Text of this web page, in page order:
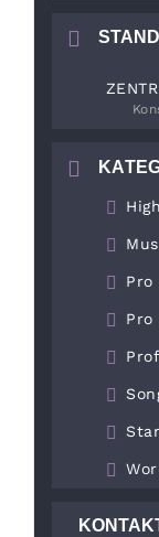
Pro
Pro